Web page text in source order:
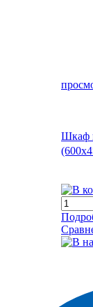
Шкаф